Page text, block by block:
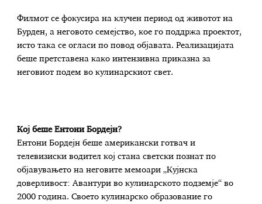
Филмот се фокусира на клучен период од животот на
Бурден, а неговото семејство, кое го поддржа проектот,
исто така се огласи по повод објавата. Реализацијата
беше претставена како интензивна приказна за
неговиот подем во кулинарскиот свет.
Кој беше Ентони Бордејн?
Ентони Бордејн беше американски готвач и
телевизиски водител кој стана светски познат по
објавувањето на неговите мемоари „Кујнска
доверливост: Авантури во кулинарското подземје“ во
2000 година. Своето кулинарско образование го